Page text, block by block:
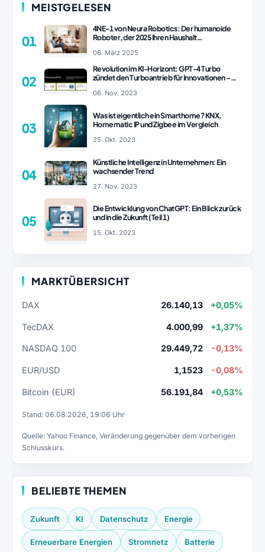
MEISTGELESEN
01
4NE-1 von Neura Robotics: Der humanoide
Roboter, der 2025 Ihren Haushalt
06. März 2025
02
Revolution im KI-Horizont: GPT-4 Turbo
zündet den Turboantrieb für Innovationen –
06. Nov. 2023
03
Was ist eigentlich ein Smarthome? KNX,
Homematic IP und Zigbee im Vergleich
25. Okt. 2023
04
Künstliche Intelligenz in Unternehmen: Ein
wachsender Trend
27. Nov. 2023
05
Die Entwicklung von ChatGPT: Ein Blick zurück
und in die Zukunft (Teil 1)
15. Okt. 2023
MARKTÜBERSICHT
DAX 26.140,13 +0,05%
TecDAX 4.000,99 +1,37%
NASDAQ 100 29.449,72 -0,13%
EUR/USD 1,1523 -0,08%
Bitcoin (EUR) 56.191,84 +0,53%
Stand: 06.08.2026, 19:06 Uhr
Quelle: Yahoo Finance, Veränderung gegenüber dem vorherigen
Schlusskurs.
BELIEBTE THEMEN
Zukunft KI Datenschutz Energie
Erneuerbare Energien Stromnetz Batterie